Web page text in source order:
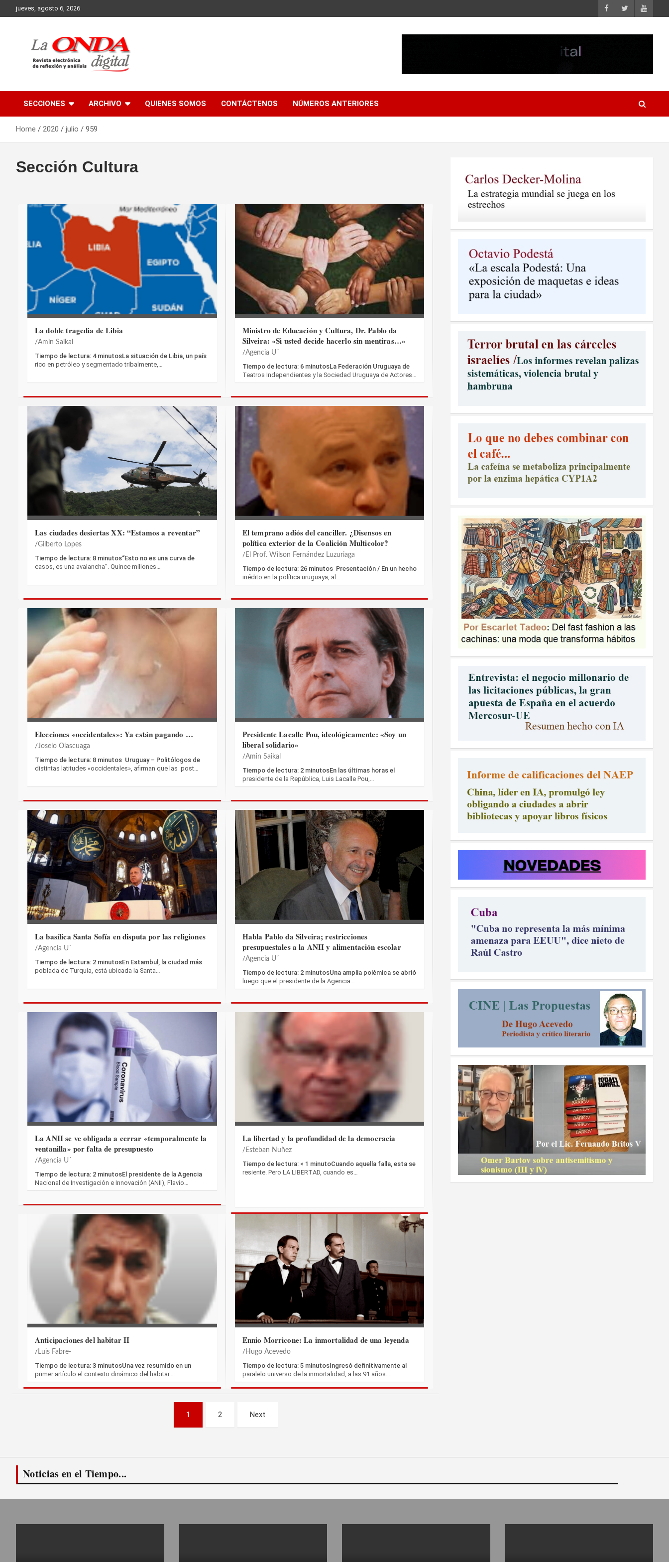
to
jueves, agosto 6, 2026
SECCIONES ARCHIVO QUIENES SOMOS CONTÁCTENOS NÚMEROS ANTERIORES
Home 2020 julio 959
La doble tragedia de Libia
Amin Saikal
Tiempo de lectura: 4 minutosLa situación de Libia, un país
rico en petróleo y segmentado tribalmente,…
Ministro de Educación y Cultura, Dr. Pablo da
Silveira: «Si usted decide hacerlo sin mentiras…»
Agencia U´
Tiempo de lectura: 6 minutosLa Federación Uruguaya de
Teatros Independientes y la Sociedad Uruguaya de Actores…
Las ciudades desiertas XX: “Estamos a reventar”
Gilberto Lopes
Tiempo de lectura: 8 minutos“Esto no es una curva de
casos, es una avalancha”. Quince millones…
El temprano adiós del canciller. ¿Disensos en
política exterior de la Coalición Multicolor?
El Prof. Wilson Fernández Luzuriaga
Tiempo de lectura: 26 minutos Presentación / En un hecho
inédito en la política uruguaya, al…
Elecciones «occidentales»: Ya están pagando …
Joselo Olascuaga
Tiempo de lectura: 8 minutos Uruguay – Politólogos de
distintas latitudes «occidentales», afirman que las post…
Presidente Lacalle Pou, ideológicamente: «Soy un
liberal solidario»
Amin Saikal
Tiempo de lectura: 2 minutosEn las últimas horas el
presidente de la República, Luis Lacalle Pou,…
La basílica Santa Sofía en disputa por las religiones
Agencia U´
Tiempo de lectura: 2 minutosEn Estambul, la ciudad más
poblada de Turquía, está ubicada la Santa…
Habla Pablo da Silveira; restricciones
presupuestales a la ANII y alimentación escolar
Agencia U´
Tiempo de lectura: 2 minutosUna amplia polémica se abrió
luego que el presidente de la Agencia…
La ANII se ve obligada a cerrar «temporalmente la
ventanilla» por falta de presupuesto
Agencia U´
Tiempo de lectura: 2 minutosEl presidente de la Agencia
Nacional de Investigación e Innovación (ANII), Flavio…
La libertad y la profundidad de la democracia
Esteban Nuñez
Tiempo de lectura: < 1 minutoCuando aquella falla, esta se
resiente. Pero LA LIBERTAD, cuando es…
Anticipaciones del habitar II
Luis Fabre-
Tiempo de lectura: 3 minutosUna vez resumido en un
primer artículo el contexto dinámico del habitar…
Ennio Morricone: La inmortalidad de una leyenda
Hugo Acevedo
Tiempo de lectura: 5 minutosIngresó definitivamente al
paralelo universo de la inmortalidad, a las 91 años…
entradas
1 2 Next
Noticias en el Tiempo...